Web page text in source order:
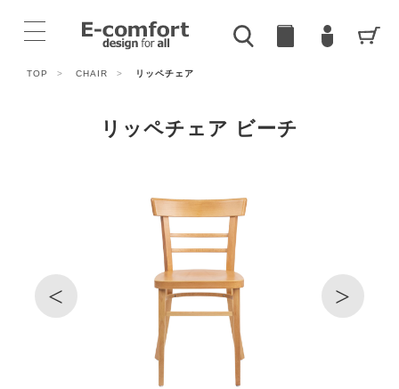
TOP > CHAIR > リッペチェア
リッペチェア ビーチ
< >